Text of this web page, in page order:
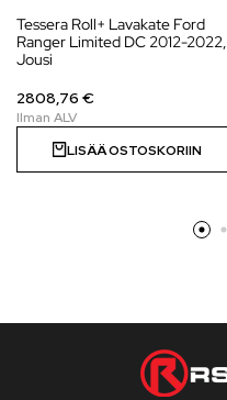
Tessera Roll+ Lavakate Ford
Ranger Limited DC 2012-2022,
Jousi
2808,76 €
LISÄÄ OSTOSKORIIN